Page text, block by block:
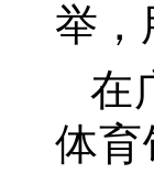
举，
在
体育